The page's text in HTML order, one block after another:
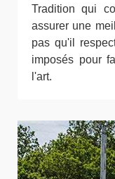
Tradition qui
assurer une
pas qu'il
imposés pour
l'art.